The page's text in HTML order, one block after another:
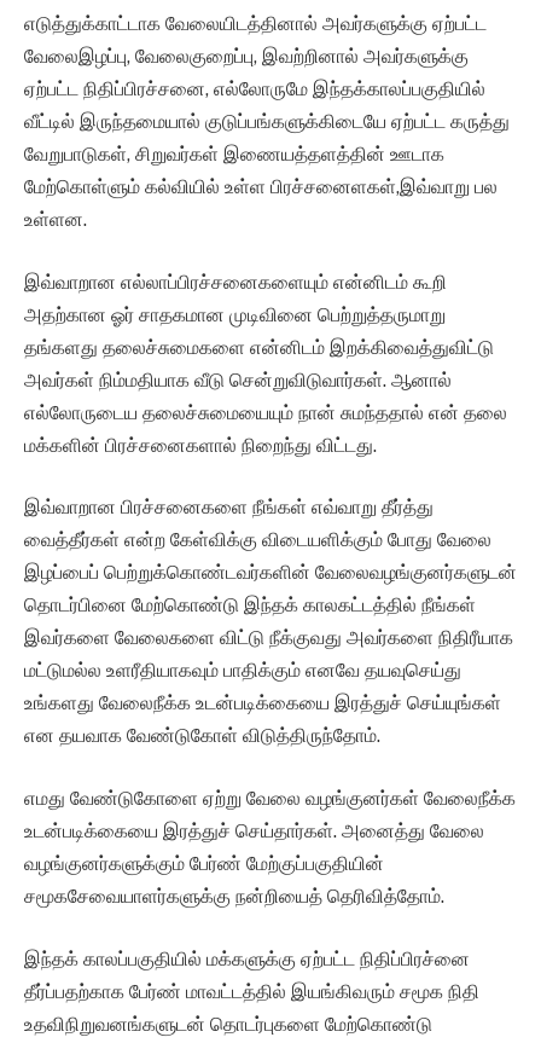
எடுத்துக்காட்டாக வேலையிடத்தினால் அவர்களுக்கு ஏற்பட்ட
வேலைஇழப்பு, வேலைகுறைப்பு, இவற்றினால் அவர்களுக்கு
ஏற்பட்ட நிதிப்பிரச்சனை, எல்லோருமே இந்தக்காலப்பகுதியில்
வீட்டில் இருந்தமையால் குடுப்பங்களுக்கிடையே ஏற்பட்ட கருத்து
வேறுபாடுகள், சிறுவர்கள் இணையத்தளத்தின் ஊடாக
மேற்கொள்ளும் கல்வியில் உள்ள பிரச்சனைளகள்,இவ்வாறு பல
உள்ளன.
இவ்வாறான எல்லாப்பிரச்சனைகளையும் என்னிடம் கூறி
அதற்கான ஓர் சாதகமான முடிவினை பெற்றுத்தருமாறு
தங்களது தலைச்சுமைகளை என்னிடம் இறக்கிவைத்துவிட்டு
அவர்கள் நிம்மதியாக வீடு சென்றுவிடுவார்கள். ஆனால்
எல்லோருடைய தலைச்சுமையையும் நான் சுமந்ததால் என் தலை
மக்களின் பிரச்சனைகளால் நிறைந்து விட்டது.
இவ்வாறான பிரச்சனைகளை நீங்கள் எவ்வாறு தீர்த்து
வைத்தீர்கள் என்ற கேள்விக்கு விடையளிக்கும் போது வேலை
இழப்பைப் பெற்றுக்கொண்டவர்களின் வேலைவழங்குனர்களுடன்
தொடர்பினை மேற்கொண்டு இந்தக் காலகட்டத்தில் நீங்கள்
இவர்களை வேலைகளை விட்டு நீக்குவது அவர்களை நிதிரீயாக
மட்டுமல்ல உளரீதியாகவும் பாதிக்கும் எனவே தயவுசெய்து
உங்களது வேலைநீக்க உடன்படிக்கையை இரத்துச் செய்யுங்கள்
என தயவாக வேண்டுகோள் விடுத்திருந்தோம்.
எமது வேண்டுகோளை ஏற்று வேலை வழங்குனர்கள் வேலைநீக்க
உடன்படிக்கையை இரத்துச் செய்தார்கள். அனைத்து வேலை
வழங்குனர்களுக்கும் பேர்ண் மேற்குப்பகுதியின்
சமூகசேவையாளர்களுக்கு நன்றியைத் தெரிவித்தோம்.
இந்தக் காலப்பகுதியில் மக்களுக்கு ஏற்பட்ட நிதிப்பிரச்னை
தீர்ப்பதற்காக பேர்ண் மாவட்டத்தில் இயங்கிவரும் சமூக நிதி
உதவிநிறுவனங்களுடன் தொடர்புகளை மேற்கொண்டு